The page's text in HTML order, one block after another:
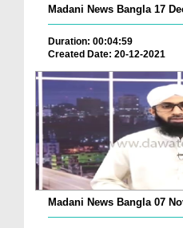
Madani News Bangla 17
Duration: 00:04:59
Created Date: 20-12-2021
Madani News Bangla 07